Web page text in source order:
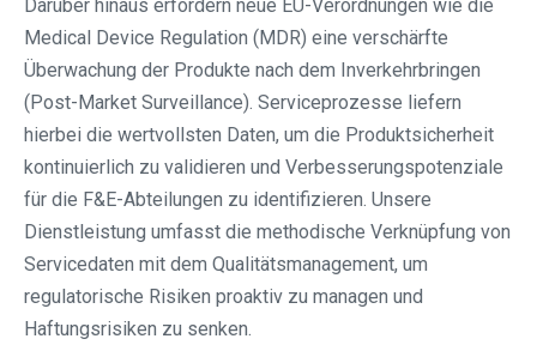
Darüber hinaus erfordern neue EU-Verordnungen wie die
Medical Device Regulation (MDR) eine verschärfte
Überwachung der Produkte nach dem Inverkehrbringen
(Post-Market Surveillance). Serviceprozesse liefern
hierbei die wertvollsten Daten, um die Produktsicherheit
kontinuierlich zu validieren und Verbesserungspotenziale
für die F&E-Abteilungen zu identifizieren. Unsere
Dienstleistung umfasst die methodische Verknüpfung von
Servicedaten mit dem Qualitätsmanagement, um
regulatorische Risiken proaktiv zu managen und
Haftungsrisiken zu senken.